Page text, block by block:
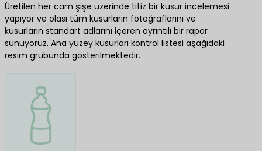
Üretilen her cam şişe üzerinde titiz bir kusur incelemesi
yapıyor ve olası tüm kusurların fotoğraflarını ve
kusurların standart adlarını içeren ayrıntılı bir rapor
sunuyoruz. Ana yüzey kusurları kontrol listesi aşağıdaki
resim grubunda gösterilmektedir.